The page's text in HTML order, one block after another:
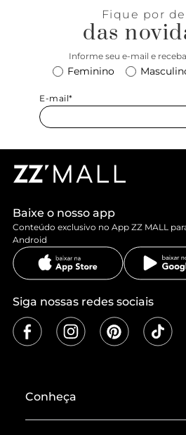
Fique por
das
Informe seu e-mail e
Feminino
E-mail*
Baixe o nosso app
Conteúdo exclusivo no App ZZ MALL
Android
Siga nossas redes sociais
Conheça